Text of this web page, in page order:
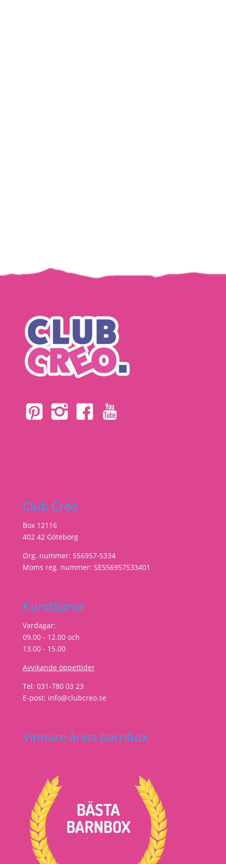
Club Creo
Box 12116
402 42 Göteborg
Org. nummer: 556957-5334
Moms reg. nummer: SE556957533401
Kundtjänst
Vardagar:
09.00 - 12.00 och
13.00 - 15.00
Avvikande öppettider
Tel: 031-780 03 23
E-post: info@clubcreo.se
Vinnare årets barnbox